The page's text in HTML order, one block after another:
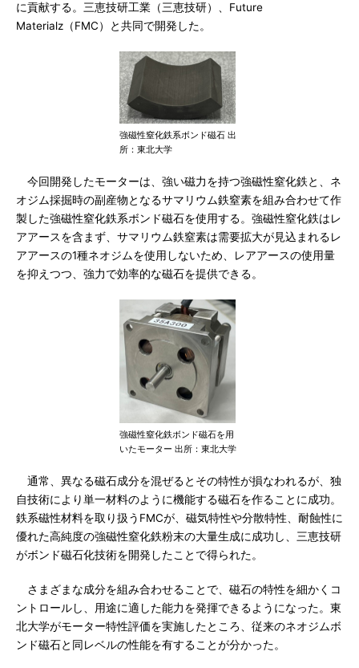
に貢献する。三恵技研工業（三恵技研）、Future
Materialz（FMC）と共同で開発した。
強磁性窒化鉄系ボンド磁石 出
所：東北大学
今回開発したモーターは、強い磁力を持つ強磁性窒化鉄と、ネ
オジム採掘時の副産物となるサマリウム鉄窒素を組み合わせて作
製した強磁性窒化鉄系ボンド磁石を使用する。強磁性窒化鉄はレ
アアースを含まず、サマリウム鉄窒素は需要拡大が見込まれるレ
アアースの1種ネオジムを使用しないため、レアアースの使用量
を抑えつつ、強力で効率的な磁石を提供できる。
強磁性窒化鉄ボンド磁石を用
いたモーター 出所：東北大学
通常、異なる磁石成分を混ぜるとその特性が損なわれるが、独
自技術により単一材料のように機能する磁石を作ることに成功。
鉄系磁性材料を取り扱うFMCが、磁気特性や分散特性、耐蝕性に
優れた高純度の強磁性窒化鉄粉末の大量生成に成功し、三恵技研
がボンド磁石化技術を開発したことで得られた。
さまざまな成分を組み合わせることで、磁石の特性を細かくコ
ントロールし、用途に適した能力を発揮できるようになった。東
北大学がモーター特性評価を実施したところ、従来のネオジムボ
ンド磁石と同レベルの性能を有することが分かった。